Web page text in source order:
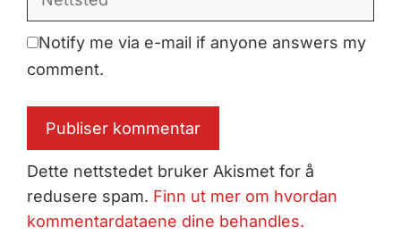
Notify me via e-mail if anyone answers my
comment.
Dette nettstedet bruker Akismet for å
redusere spam. Finn ut mer om hvordan
kommentardataene dine behandles.